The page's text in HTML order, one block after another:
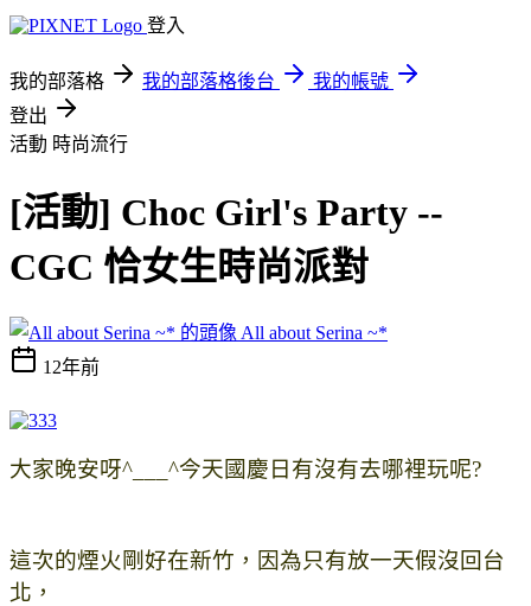
登入
我的部落格 我的部落格後台
我的帳號
登出
活動 時尚流行
[活動] Choc Girl's Party --
CGC 恰女生時尚派對
All about Serina ~*
12年前
大家晚安呀^___^今天國慶日有沒有去哪裡玩呢?
這次的煙火剛好在新竹，因為只有放一天假沒回台
北，